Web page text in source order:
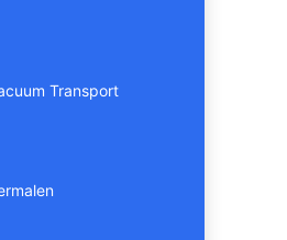
Transport